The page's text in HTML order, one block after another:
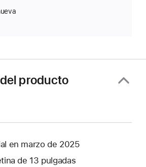
producto
en marzo de 2025
de 13 pulgadas